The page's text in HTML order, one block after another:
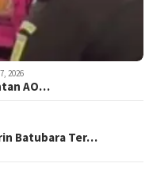
2026
AO…
Batubara Ter…